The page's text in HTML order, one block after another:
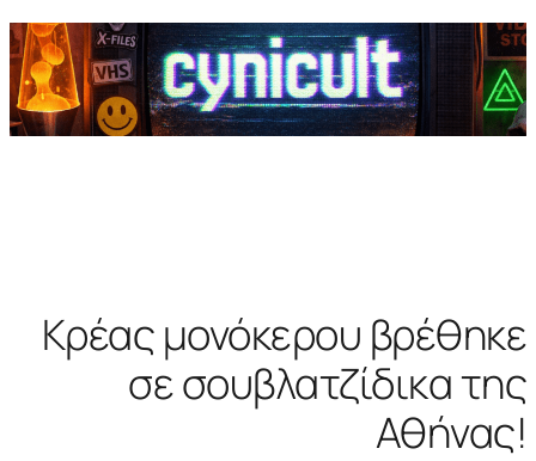
Κρέας μονόκερου βρέθηκε
σε σουβλατζίδικα της
Αθήνας!